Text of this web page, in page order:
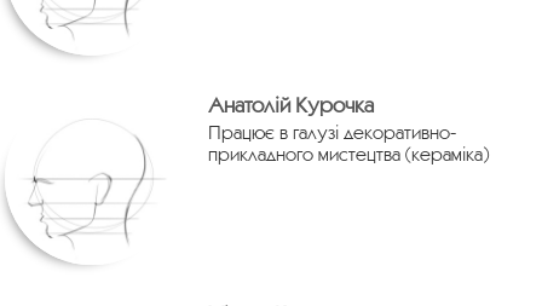
Анатолій Курочка
Працює в галузі декоративно-
прикладного мистецтва (кераміка)